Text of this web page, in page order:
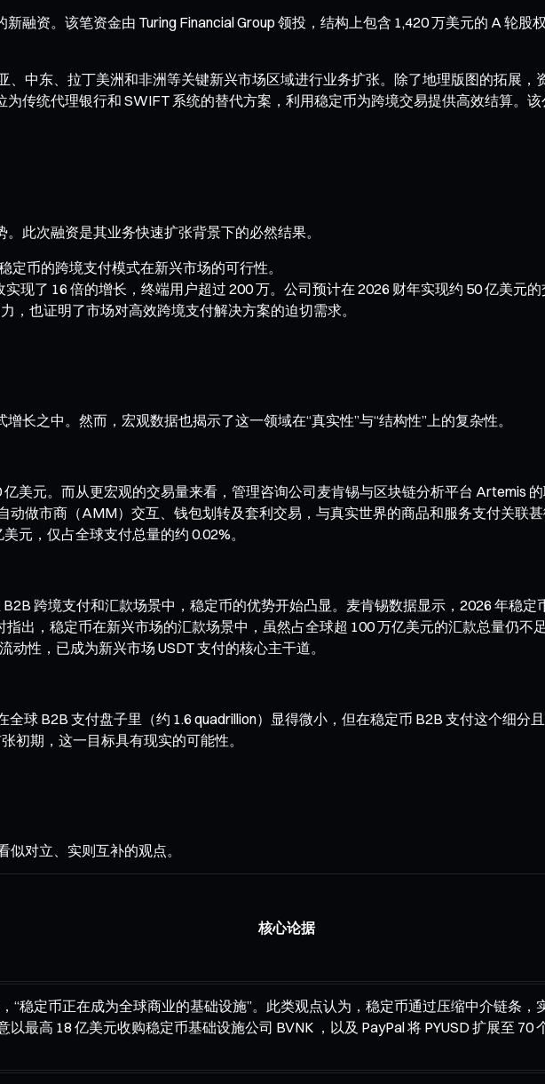
融资。该笔资金由 Turing Financial Group 领投，结构上包含 1,420 万美元的 A 轮股
、中东、拉丁美洲和非洲等关键新兴市场区域进行业务扩张。除了地理版图的拓展
传统代理银行和 SWIFT 系统的替代方案，利用稳定币为跨境交易提供高效结算。
此次融资是其业务快速扩张背景下的必然结果。
币的跨境支付模式在新兴市场的可行性。
现了 16 倍的增长，终端用户超过 200 万。公司预计在 2026 财年实现约 50 亿美元
也证明了市场对高效跨境支付解决方案的迫切需求。
长之中。然而，宏观数据也揭示了这一领域在“真实性”与“结构性”上的复杂性。
美元。而从更宏观的交易量来看，管理咨询公司麦肯锡与区块链分析平台 Artemis
动做市商（AMM）交互、钱包划转及套利交易，与真实世界的商品和服务支付关联
元，仅占全球支付总量的约 0.02%。
跨境支付和汇款场景中，稳定币的优势开始凸显。麦肯锡数据显示，2026 年稳定
出，稳定币在新兴市场的汇款场景中，虽然占全球超 100 万亿美元的汇款总量仍不
性，已成为新兴市场 USDT 支付的核心主干道。
球 B2B 支付盘子里（约 1.6 quadrillion）显得微小，但在稳定币 B2B 支付这个细分
初期，这一目标具有现实的可能性。
对立、实则互补的观点。
核心论据
，“稳定币正在成为全球商业的基础设施”。此类观点认为，稳定币通过压缩中介链条
以最高 18 亿美元收购稳定币基础设施公司 BVNK ，以及 PayPal 将 PYUSD 扩展至 70